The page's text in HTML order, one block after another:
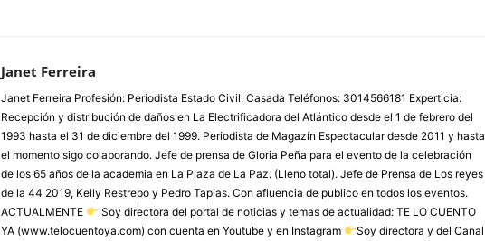
Janet Ferreira
Janet Ferreira Profesión: Periodista Estado Civil: Casada Teléfonos: 3014566181 Experticia:
Recepción y distribución de daños en La Electrificadora del Atlántico desde el 1 de febrero del
1993 hasta el 31 de diciembre del 1999. Periodista de Magazín Espectacular desde 2011 y hasta
el momento sigo colaborando. Jefe de prensa de Gloria Peña para el evento de la celebración
de los 65 años de la academia en La Plaza de La Paz. (Lleno total). Jefe de Prensa de Los reyes
de la 44 2019, Kelly Restrepo y Pedro Tapias. Con afluencia de publico en todos los eventos.
ACTUALMENTE
Soy directora del portal de noticias y temas de actualidad: TE LO CUENTO
YA (www.telocuentoya.com) con cuenta en Youtube y en Instagram
Soy directora y del Canal